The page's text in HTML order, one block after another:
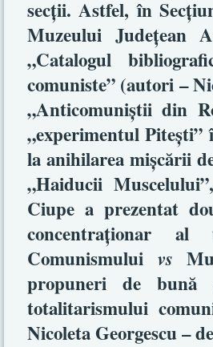
secţii. Astfel, în
Muzeului Judeţean
„Catalogul
comuniste” (autori –
„Anticomuniştii din
„experimentul Piteşti”
la anihilarea mişcării
„Haiducii
Ciupe a prezentat
concentraţionar al
Comunismului vs
propuneri de bună
totalitarismului
Nicoleta Georgescu –